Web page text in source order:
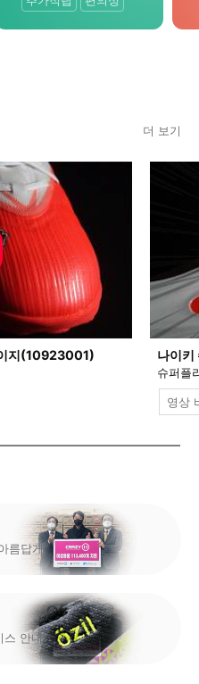
더 보기
지(10923001) 나이
슈퍼플
영상
름답게"
스 안내"